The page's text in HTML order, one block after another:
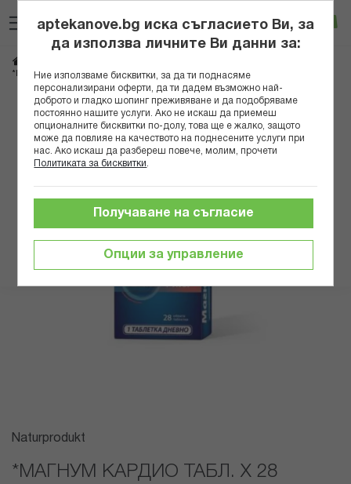
към
съдържанието
Вход
*МАГНУМ КАРДИО ТАБЛ. Х 28 НАТУРПРОДУКТ
Преминете
края
Преминете
началото
Naturprodukt
*МАГНУМ КАРДИО ТАБЛ. Х 28
aptekanove.bg иска съгласието Ви, за
да използва личните Ви данни за:
Ние използваме бисквитки, за да ти поднасяме
персонализирани оферти, да ти дадем възможно най-
доброто и гладко шопинг преживяване и да подобряваме
постоянно нашите услуги. Ако не искаш да приемеш
опционалните бисквитки по-долу, това ще е жалко, защото
може да повлияе на качеството на поднесените услуги при
нас. Ако искаш да разбереш повече, молим, прочети
Политиката за бисквитки
Опции за управление
Получаване на съгласие